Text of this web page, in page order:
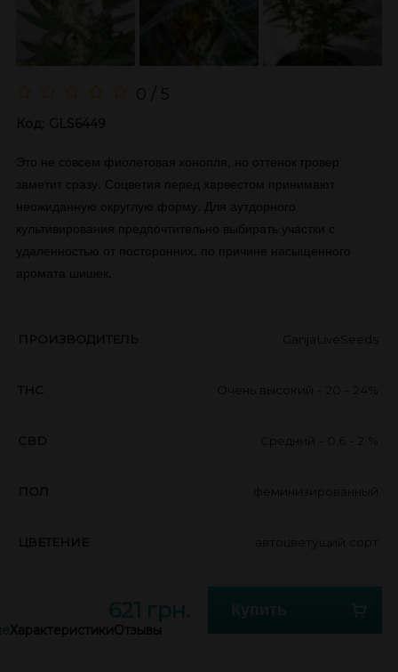
0 / 5
Это не совсем фиолетовая конопля, но оттенок гровер
заметит сразу. Соцветия перед харвестом принимают
неожиданную округлую форму. Для аутдорного
культивирования предпочтительно выбирать участки с
удаленностью от посторонних, по причине насыщенного
аромата шишек.
ХарактеристикиОтзывы